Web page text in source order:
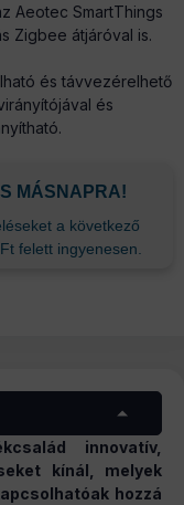
Aeotec SmartThings
Zigbee átjáróval is.
és távvezérelhető
és
MÁSNAPRA!
a következő
felett ingyenesen.
innovatív,
kínál, melyek
hozzá